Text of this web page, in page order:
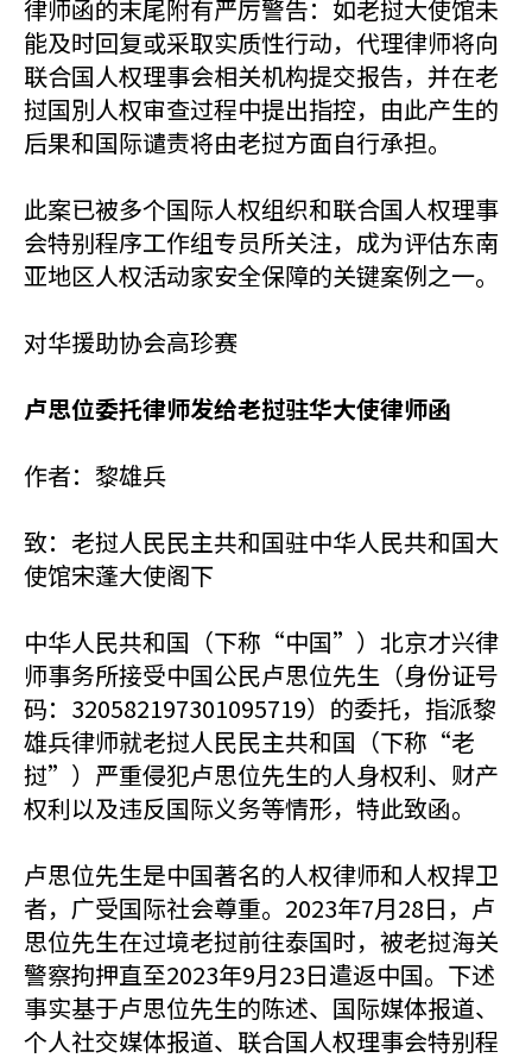
律师函的末尾附有严厉警告：如老挝大使馆未
能及时回复或采取实质性行动，代理律师将向
联合国人权理事会相关机构提交报告，并在老
挝国別人权审查过程中提出指控，由此产生的
后果和国际谴责将由老挝方面自行承担。
此案已被多个国际人权组织和联合国人权理事
会特别程序工作组专员所关注，成为评估东南
亚地区人权活动家安全保障的关键案例之一。
对华援助协会高珍赛
卢思位委托律师发给老挝驻华大使律师函
作者：黎雄兵
致：老挝人民民主共和国驻中华人民共和国大
使馆宋蓬大使阁下
中华人民共和国（下称“中国”）北京才兴律
师事务所接受中国公民卢思位先生（身份证号
码：320582197301095719）的委托，指派黎
雄兵律师就老挝人民民主共和国（下称“老
挝”）严重侵犯卢思位先生的人身权利、财产
权利以及违反国际义务等情形，特此致函。
卢思位先生是中国著名的人权律师和人权捍卫
者，广受国际社会尊重。2023年7月28日，卢
思位先生在过境老挝前往泰国时，被老挝海关
警察拘押直至2023年9月23日遣返中国。下述
事实基于卢思位先生的陈述、国际媒体报道、
个人社交媒体报道、联合国人权理事会特别程